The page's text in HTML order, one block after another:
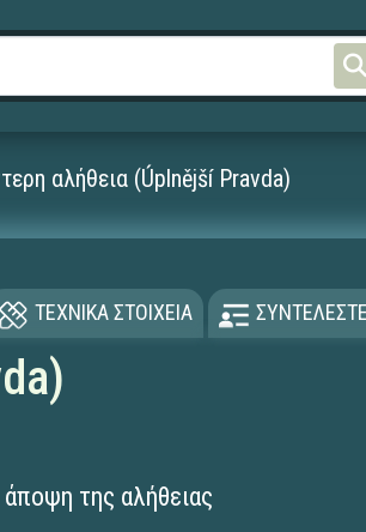
αλήθεια (Úplnější Pravda)
ΤΕΧΝΙΚΑ ΣΤΟΙΧΕΙΑ
της αλήθειας